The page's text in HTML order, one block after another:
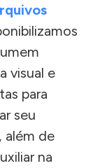
visual e
para
seu
além de
na